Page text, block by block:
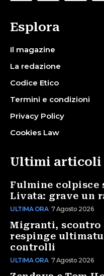
Esplora
Il magazine
La redazione
Codice Etico
Termini e condizioni
Privacy Policy
Cookies Law
Ultimi articoli
Fulmine colpisce
Livata: grave un
ULTIMA ORA 7 Agosto 2026
Migranti, scontro
respinge
controlli
ULTIMA ORA 7 Agosto 2026